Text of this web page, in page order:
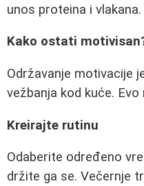
unos proteina i vlakana.
Kako ostati
Održavanje motivacije
vežbanja kod kuće.
Kreirajte rutinu
Odaberite određeno
držite ga se. Večernje